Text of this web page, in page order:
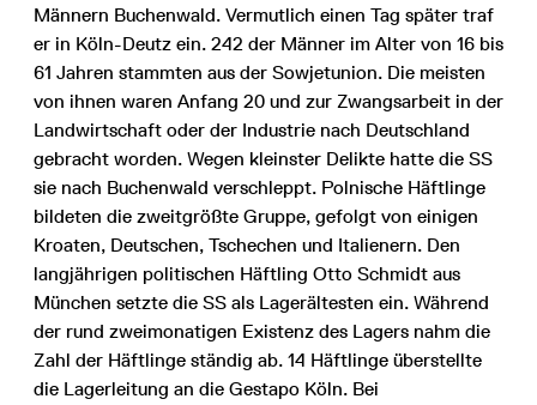
Männern Buchenwald. Vermutlich einen Tag später traf
er in Köln-Deutz ein. 242 der Männer im Alter von 16 bis
61 Jahren stammten aus der Sowjetunion. Die meisten
von ihnen waren Anfang 20 und zur Zwangsarbeit in der
Landwirtschaft oder der Industrie nach Deutschland
gebracht worden. Wegen kleinster Delikte hatte die SS
sie nach Buchenwald verschleppt. Polnische Häftlinge
bildeten die zweitgrößte Gruppe, gefolgt von einigen
Kroaten, Deutschen, Tschechen und Italienern. Den
langjährigen politischen Häftling Otto Schmidt aus
München setzte die SS als Lagerältesten ein. Während
der rund zweimonatigen Existenz des Lagers nahm die
Zahl der Häftlinge ständig ab. 14 Häftlinge überstellte
die Lagerleitung an die Gestapo Köln. Bei